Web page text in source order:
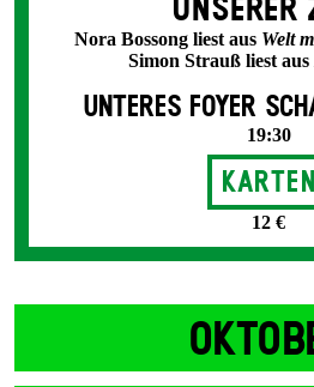
UNSERER
Nora Bossong liest aus Welt
Simon Strauß liest aus
UNTERES FOYER
19:30
Karten
12 €